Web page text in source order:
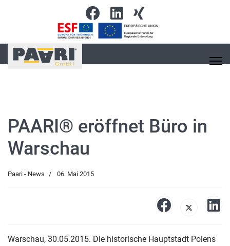
PAARI® eröffnet Büro in
Warschau
Paari - News 06. Mai 2015
Warschau, 30.05.2015. Die historische Hauptstadt Polens